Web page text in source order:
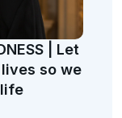
| Let
so we